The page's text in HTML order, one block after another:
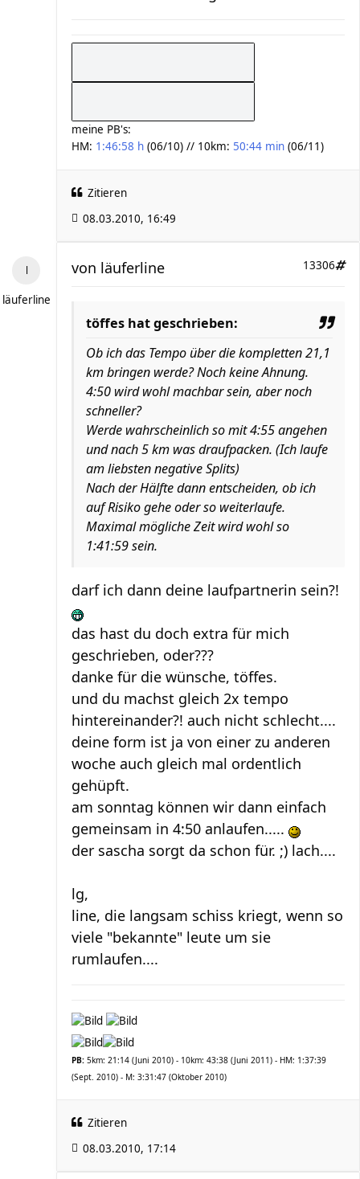
meine PB's:
HM: 1:46:58 h (06/10) // 10km: 50:44 min (06/11)
Zitieren
08.03.2010, 16:49
läuferline
13306
von läuferline
töffes hat geschrieben:
Ob ich das Tempo über die kompletten 21,1
km bringen werde? Noch keine Ahnung.
4:50 wird wohl machbar sein, aber noch
schneller?
Werde wahrscheinlich so mit 4:55 angehen
und nach 5 km was draufpacken. (Ich laufe
am liebsten negative Splits)
Nach der Hälfte dann entscheiden, ob ich
auf Risiko gehe oder so weiterlaufe.
Maximal mögliche Zeit wird wohl so
1:41:59 sein.
darf ich dann deine laufpartnerin sein?!
das hast du doch extra für mich
geschrieben, oder???
danke für die wünsche, töffes.
und du machst gleich 2x tempo
hintereinander?! auch nicht schlecht....
deine form ist ja von einer zu anderen
woche auch gleich mal ordentlich
gehüpft.
am sonntag können wir dann einfach
gemeinsam in 4:50 anlaufen.....
der sascha sorgt da schon für. ;) lach....
lg,
line, die langsam schiss kriegt, wenn so
viele "bekannte" leute um sie
rumlaufen....
PB: 5km: 21:14 (Juni 2010) - 10km: 43:38 (Juni 2011) - HM: 1:37:39
(Sept. 2010) - M: 3:31:47 (Oktober 2010)
Zitieren
08.03.2010, 17:14